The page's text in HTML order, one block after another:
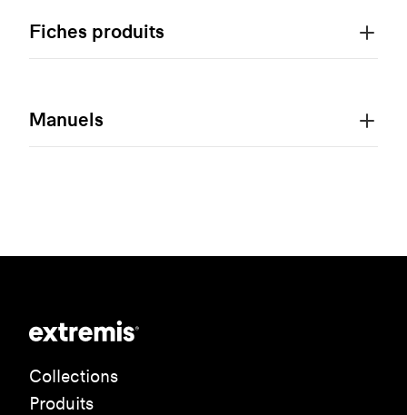
Fiches produits
Manuels
Collections
Produits